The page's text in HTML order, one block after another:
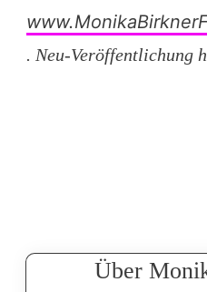
. Neu-Veröffentlichung
Über